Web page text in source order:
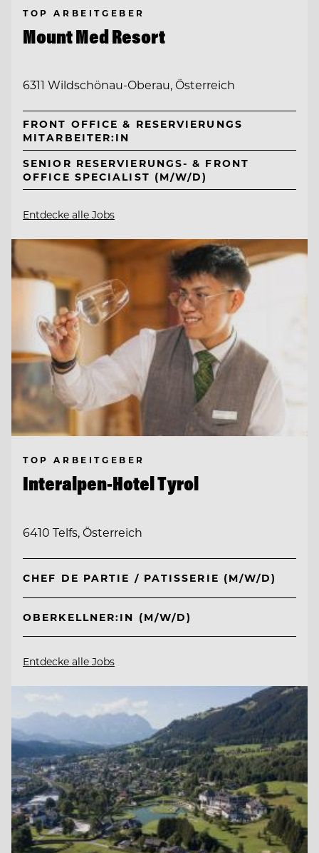
TOP ARBEITGEBER
Mount Med Resort
6311 Wildschönau-Oberau, Österreich
FRONT OFFICE & RESERVIERUNGS
MITARBEITER:IN
SENIOR RESERVIERUNGS- & FRONT
OFFICE SPECIALIST (M/W/D)
Entdecke alle Jobs
TOP ARBEITGEBER
Interalpen-Hotel Tyrol
6410 Telfs, Österreich
CHEF DE PARTIE / PATISSERIE (M/W/D)
OBERKELLNER:IN (M/W/D)
Entdecke alle Jobs